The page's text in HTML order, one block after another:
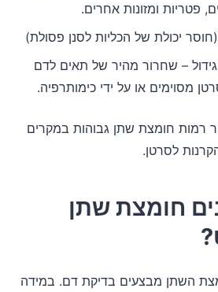
פטריות ומזונות אחרים.
יכולת של הכליות לסנן פסולת)
– שחרור מהיר של תאים לדם
מסוימים או על ידי כימותרפיה.
רמות חומצת שתן גבוהות במקרים
לסרטן.
חומצת שתן
השתן מבצעים בדיקת דם. במידה